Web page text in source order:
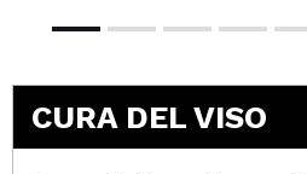
CURA DEL VISO